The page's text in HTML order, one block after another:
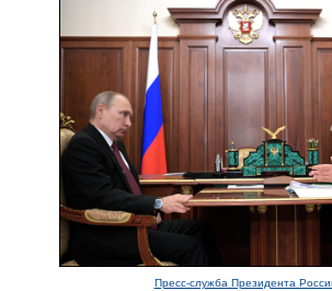
Пресс-служба Президента